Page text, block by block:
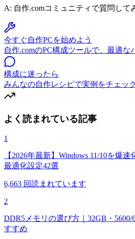
A: 自作.comコミュニティで質問して
今すぐ自作PCを始めよう
自作.comのPC構成ツールで、最適な
構成に迷ったら
みんなの自作レシピで実例をチェッ
よく読まれている記事
1
【2026年最新】Windows 11/10を爆
最適化設定42選
6,663 回読まれています
2
DDR5メモリの選び方｜32GB・5600/
すすめ